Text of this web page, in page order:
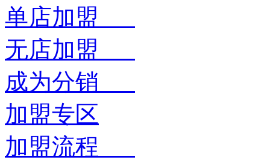
单店加盟
无店加盟
成为分销
加盟专区
加盟流程